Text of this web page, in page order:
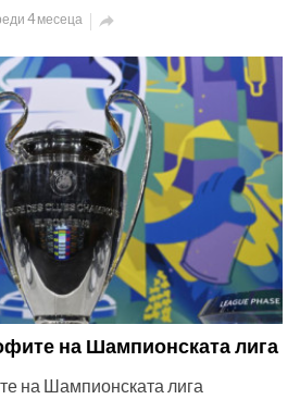
4 месеца 
на Шампионската лига
на Шампионската лига